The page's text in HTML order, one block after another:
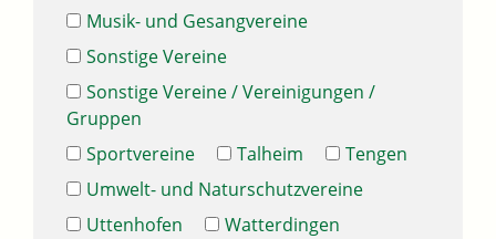
Musik- und Gesangvereine
Sonstige Vereine
Sonstige Vereine / Vereinigungen /
Gruppen
Sportvereine
Talheim
Tengen
Umwelt- und Naturschutzvereine
Uttenhofen
Watterdingen